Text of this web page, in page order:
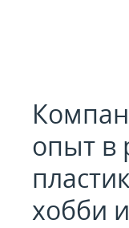
опыт в
хобби